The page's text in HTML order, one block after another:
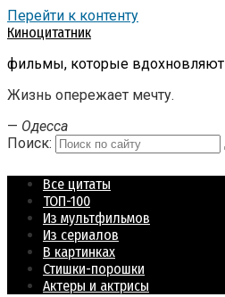
Перейти к контенту
Киноцитатник
фильмы, которые вдохновляют
Жизнь опережает мечту.
— Одесса
Поиск:
Все цитаты
ТОП-100
Из мультфильмов
Из сериалов
В картинках
Стишки-порошки
Актеры и актрисы